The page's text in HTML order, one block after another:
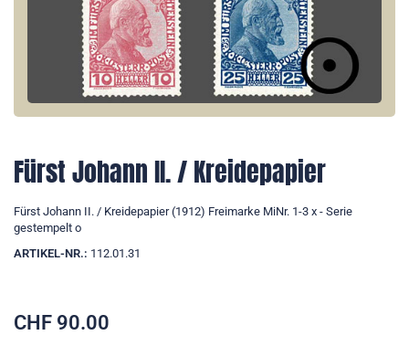
Fürst Johann II. / Kreidepapier
Fürst Johann II. / Kreidepapier (1912) Freimarke MiNr. 1-3 x - Serie
gestempelt o
ARTIKEL-NR.: 112.01.31
CHF 90.00